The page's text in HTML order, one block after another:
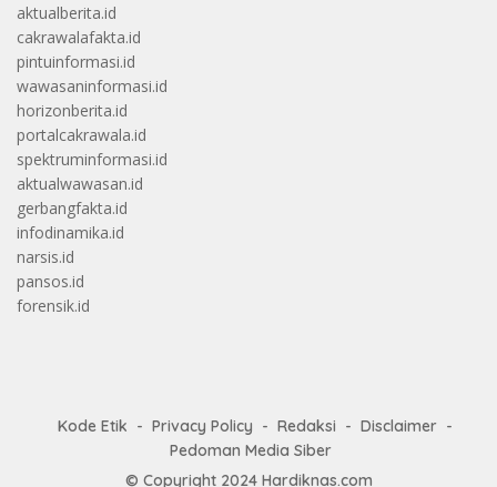
aktualberita.id
cakrawalafakta.id
pintuinformasi.id
wawasaninformasi.id
horizonberita.id
portalcakrawala.id
spektruminformasi.id
aktualwawasan.id
gerbangfakta.id
infodinamika.id
narsis.id
pansos.id
forensik.id
Kode Etik Privacy Policy Redaksi
Disclaimer
Pedoman Media Siber
© Copyright 2024 Hardiknas.com